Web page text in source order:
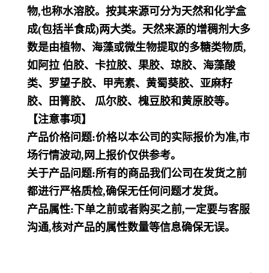
物,也称水溶胶。按其来源可分为天然和化学盒
成(包括半食成)两大类。天然来源的增稠剂大多
数是由植物、海藻或微生物提取的多糖类物质,
如阿拉 伯胶、卡拉胶、果胶、琼胶、海藻酸
类、罗望子胶、甲壳素、黄蜀葵胶、亚麻籽
胶、田 箐胶、 瓜尔胶、槐豆胶和黄原胶等。
【注意事项】
产品价格问题:价格以本公司的实际报价为准,市
场行情波动,网上报价仅供参考。
关于产品问题:所有的商品我们公司在发货之前
都进行严格质检,确保无任何问题才发货。
产品属性:下单之前或者购买之前,一定要与客服
沟通,核对产品的属性数量等信息确保无误。